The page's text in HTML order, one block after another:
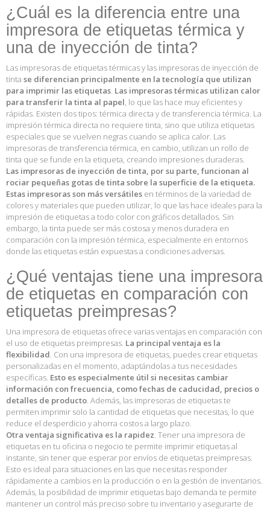
¿Cuál es la diferencia entre una
impresora de etiquetas térmica y
una de inyección de tinta?
Las impresoras de etiquetas térmicas y las impresoras de inyección de
tinta se diferencian principalmente en la tecnología que utilizan
para imprimir las etiquetas Las impresoras térmicas utilizan calor
para transferir la tinta al papel , lo que las hace muy eficientes y
rápidas. Existen dos tipos: térmica directa y de transferencia térmica. La
impresión térmica directa no requiere tinta, sino que utiliza etiquetas
especiales que se vuelven negras cuando se aplica calor. Las
impresoras de transferencia térmica, en cambio, utilizan un rollo de
tinta que se funde en la etiqueta, creando impresiones duraderas.
Las impresoras de inyección de tinta, por su parte, funcionan al
rociar pequeñas gotas de tinta sobre la superficie de la etiqueta.
Estas impresoras son más versátiles en términos de la variedad de
colores y materiales que pueden utilizar, lo que las hace ideales para la
impresión de etiquetas a todo color con gráficos detallados. Sin
embargo, la tinta puede ser más costosa y menos duradera en
comparación con la impresión térmica, especialmente en entornos
donde las etiquetas están expuestas a condiciones adversas.
¿Qué ventajas tiene una impresora
de etiquetas en comparación con
etiquetas preimpresas?
Una impresora de etiquetas ofrece varias ventajas en comparación con
el uso de etiquetas preimpresas. La principal ventaja es la
flexibilidad . Con una impresora de etiquetas, puedes crear etiquetas
personalizadas en el momento, adaptándolas a tus necesidades
específicas. Esto es especialmente útil si necesitas cambiar
información con frecuencia, como fechas de caducidad, precios o
detalles de producto . Además, las impresoras de etiquetas te
permiten imprimir solo la cantidad de etiquetas que necesitas, lo que
reduce el desperdicio y ahorra costos a largo plazo.
Otra ventaja significativa es la rapidez . Tener una impresora de
etiquetas en tu oficina o negocio te permite imprimir etiquetas al
instante, sin tener que esperar por envíos de etiquetas preimpresas.
Esto es ideal para situaciones en las que necesitas responder
rápidamente a cambios en la producción o en la gestión de inventarios.
Además, la posibilidad de imprimir etiquetas bajo demanda te permite
mantener un control más preciso sobre tu inventario y asegurarte de